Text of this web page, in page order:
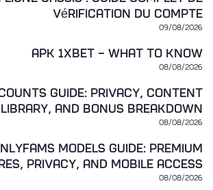
vérification du compte
09/08/2026
apk 1xbet – What to Know
08/08/2026
Guide: Privacy, Content
Library, and Bonus Breakdown
08/08/2026
Models Guide: Premium
Privacy, and Mobile Access
08/08/2026